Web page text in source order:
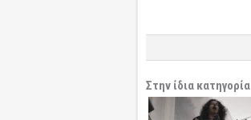
Στην ίδια κατηγορία